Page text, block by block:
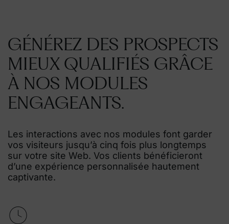
GÉNÉREZ DES PROSPECTS
MIEUX QUALIFIÉS GRÂCE
À NOS MODULES
ENGAGEANTS.
Les interactions avec nos modules font garder
vos visiteurs jusqu’à cinq fois plus longtemps
sur votre site Web. Vos clients bénéficieront
d’une expérience personnalisée hautement
captivante.